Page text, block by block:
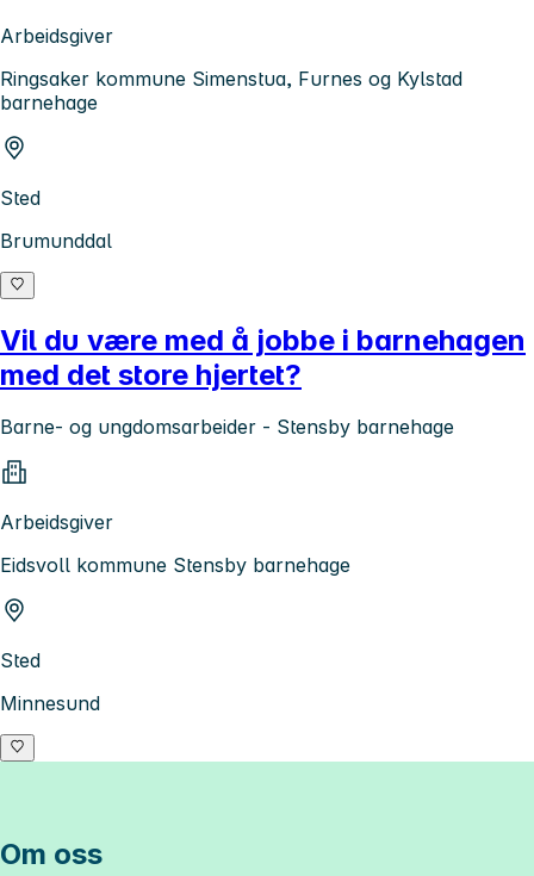
Arbeidsgiver
Ringsaker kommune Simenstua, Furnes og Kylstad
barnehage
Sted
Brumunddal
Vil du være med å jobbe i barnehagen
med det store hjertet?
Barne- og ungdomsarbeider - Stensby barnehage
Arbeidsgiver
Eidsvoll kommune Stensby barnehage
Sted
Minnesund
Om oss